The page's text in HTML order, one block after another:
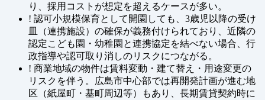
り、採用コストが想定を超えるケースが多い。
! 認可小規模保育として開園しても、3歳児以降の受け
皿（連携施設）の確保が義務付けられており、近隣の
認定こども園・幼稚園と連携協定を結べない場合、行
政指導や認可取り消しのリスクにつながる。
! 商業地域の物件は賃料変動・建て替え・用途変更の
リスクを伴う。広島市中心部では再開発計画が進む地
区（紙屋町・基町周辺等）もあり、長期賃貸契約時に